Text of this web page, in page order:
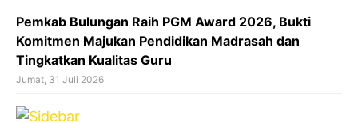
Pemkab Bulungan Raih PGM Award 2026, Bukti
Komitmen Majukan Pendidikan Madrasah dan
Tingkatkan Kualitas Guru
Jumat, 31 Juli 2026